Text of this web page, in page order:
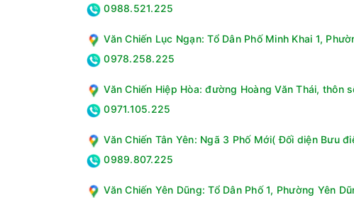
0988.521.225
Văn Chiến Lục Ngạn: Tổ Dân Phố Minh Khai 1,
0978.258.225
Văn Chiến Hiệp Hòa: đường Hoàng Văn Thái, thôn
0971.105.225
Văn Chiến Tân Yên: Ngã 3 Phố Mới( Đối diện Bưu
0989.807.225
Văn Chiến Yên Dũng: Tổ Dân Phố 1, Phường Yên